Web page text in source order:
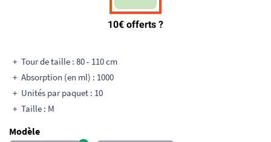
Tour de taille : 80 - 110 cm
Absorption (en ml) : 1000
Unités par paquet : 10
Taille : M
Modèle